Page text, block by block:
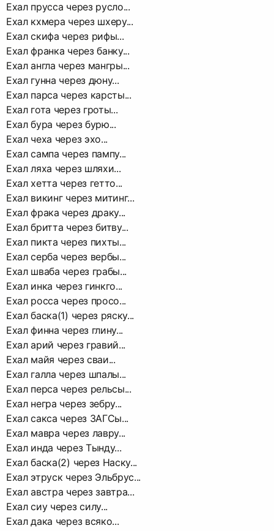
Ехал прусса через русло...
Ехал кхмера через шхеру...
Ехал скифа через рифы...
Ехал франка через банку...
Ехал англа через мангры...
Ехал гунна через дюну...
Ехал парса через карсты...
Ехал гота через гроты...
Ехал бура через бурю...
Ехал чеха через эхо...
Ехал сампа через пампу...
Ехал ляха через шляхи...
Ехал хетта через гетто...
Ехал викинг через митинг...
Ехал фрака через драку...
Ехал бритта через битву...
Ехал пикта через пихты...
Ехал серба через вербы...
Ехал шваба через грабы...
Ехал инка через гинкго...
Ехал росса через просо...
Ехал баска(1) через ряску...
Ехал финна через глину...
Ехал арий через гравий...
Ехал майя через сваи...
Ехал галла через шпалы...
Ехал перса через рельсы...
Ехал негра через зебру...
Ехал сакса через ЗАГСы...
Ехал мавра через лавру...
Ехал инда через Тынду...
Ехал баска(2) через Наску...
Ехал этруск через Эльбрус...
Ехал австра через завтра...
Ехал сиу через силу...
Ехал дака через всяко...